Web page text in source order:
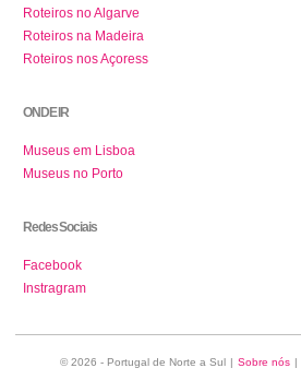
Roteiros no Algarve
Roteiros na Madeira
Roteiros nos Açoress
ONDE IR
Museus em Lisboa
Museus no Porto
Redes Sociais
Facebook
Instragram
© 2026 - Portugal de Norte a Sul | Sobre nós |